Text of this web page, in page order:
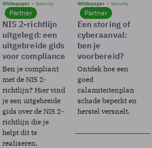
Whitepaper Security
Partner
NIS 2-richtlijn
uitgelegd: een
uitgebreide gids
voor compliance
Ben je compliant
met de NIS 2-
richtlijn? Hier vind
je een uitgebreide
gids over de NIS 2-
richtlijn die je
helpt dit te
realiseren.
Whitepaper Security
Partner
Een storing of
cyberaanval:
ben je
voorbereid?
Ontdek hoe een
goed
calamiteitenplan
schade beperkt en
herstel versnelt.